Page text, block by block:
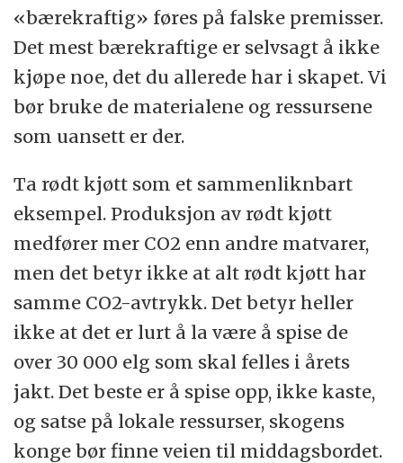
«bærekraftig» føres på falske premisser.
Det mest bærekraftige er selvsagt å ikke
kjøpe noe, det du allerede har i skapet. Vi
bør bruke de materialene og ressursene
som uansett er der.
Ta rødt kjøtt som et sammenliknbart
eksempel. Produksjon av rødt kjøtt
medfører mer CO2 enn andre matvarer,
men det betyr ikke at alt rødt kjøtt har
samme CO2-avtrykk. Det betyr heller
ikke at det er lurt å la være å spise de
over 30 000 elg som skal felles i årets
jakt. Det beste er å spise opp, ikke kaste,
og satse på lokale ressurser, skogens
konge bør finne veien til middagsbordet.